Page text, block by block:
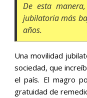
De esta
jubilatoria más
años.
Una movilidad
sociedad, que
el país. El magro
gratuidad de